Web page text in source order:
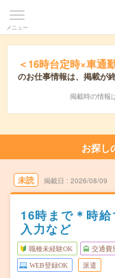
メニュー
＜16時台定時×車通
のお仕事情報は、掲載が
掲載時の情報は
お探し
未読 掲載日 2026/08/09
16時まで＊時
入力など
職種未経験OK 交通費
WEB登録OK 派遣